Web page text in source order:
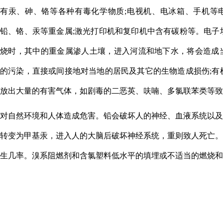
有汞、砷、铬等各种有毒化学物质;电视机、电冰箱、手机等
铅、铬、汞等重金属;激光打印机和复印机中含有碳粉等。电子
烧时，其中的重金属渗人土壤，进入河流和地下水，将会造成
的污染，直接或间接地对当地的居民及其它的生物造成损伤;有
放出大量的有害气体，如剧毒的二恶英、呋喃、多氯联苯类等
对自然环境和人体造成危害。铅会破坏人的神经、血液系统以
转变为甲基汞，进入人的大脑后破坏神经系统，重则致人死亡
生几率。溴系阻燃剂和含氯塑料低水平的填埋或不适当的燃烧